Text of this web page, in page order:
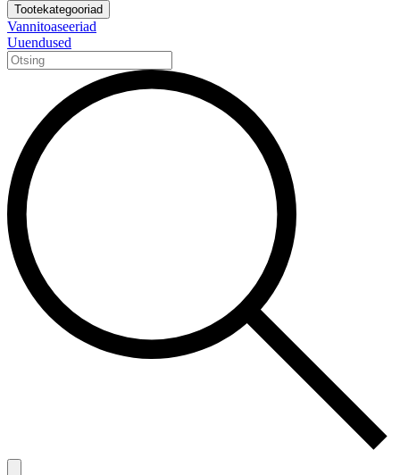
Tootekategooriad
Vannitoaseeriad
Uuendused